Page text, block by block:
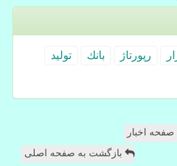
رپورتاژ بانك
تولید
صفحه اخبار
بازگشت به صفحه اصلی